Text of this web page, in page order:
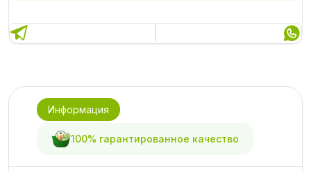
Информация
100% гарантированное качество